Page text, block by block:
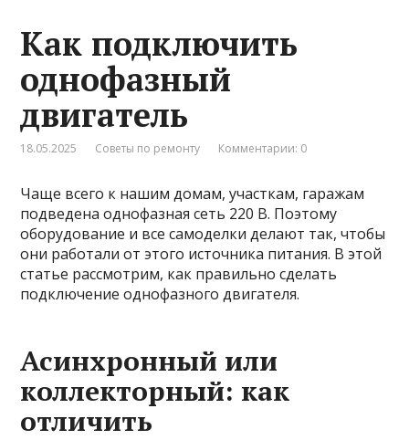
Как подключить
однофазный
двигатель
18.05.2025 Советы по ремонту Комментарии: 0
Чаще всего к нашим домам, участкам, гаражам
подведена однофазная сеть 220 В. Поэтому
оборудование и все самоделки делают так, чтобы
они работали от этого источника питания. В этой
статье рассмотрим, как правильно сделать
подключение однофазного двигателя.
Асинхронный или
коллекторный: как
отличить